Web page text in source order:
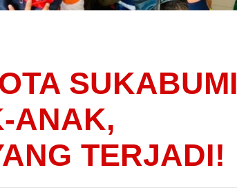
SUKABUMI
ANAK,
TERJADI!